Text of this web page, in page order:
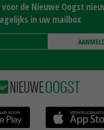
de Nieuwe Oogst
in uw mailbox